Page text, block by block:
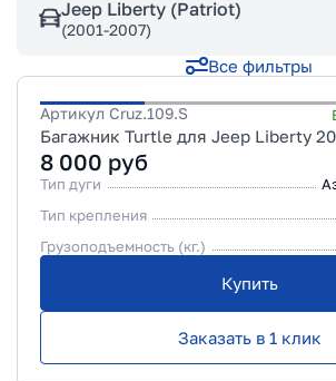
Jeep Liberty (Patriot)
(2001-2007)
Все фильтры
Артикул Cruz.109.S
Багажник Turtle для Jeep Liberty
8 000 руб
Тип дуги
Тип крепления
Грузоподъемность (кг.)
Купить
Заказать в 1 клик